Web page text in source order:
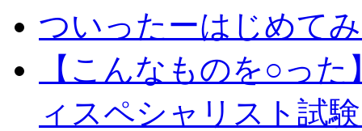
ついったーはじめて
【こんなものを○っ
ィスペシャリスト試